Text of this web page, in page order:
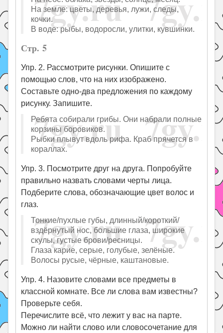
На земле: цветы, деревья, лужи, следы,
кочки.
В воде: рыбы, водоросли, улитки, кувшинки.
Стр. 5
Упр. 2. Рассмотрите рисунки. Опишите с
помощью слов, что на них изображено.
Составьте одно-два предложения по каждому
рисунку. Запишите.
Ребята собирали грибы. Они набрали полные
корзины боровиков.
Рыбки плывут вдоль рифа. Краб прячется в
кораллах.
Упр. 3. Посмотрите друг на друга. Попробуйте
правильно назвать словами черты лица.
Подберите слова, обозначающие цвет волос и
глаз.
Тонкие/пухлые губы, длинный/короткий/
вздёрнутый нос, большие глаза, широкие
скулы, густые брови/ресницы.
Глаза карие, серые, голубые, зелёные.
Волосы русые, чёрные, каштановые.
Упр. 4. Назовите словами все предметы в
классной комнате. Все ли слова вам известны?
Проверьте себя.
Перечислите всё, что лежит у вас на парте.
Можно ли найти слово или словосочетание для